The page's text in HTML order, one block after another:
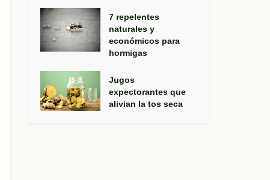
7 repelentes
naturales y
económicos para
hormigas
Jugos
expectorantes que
alivian la tos seca